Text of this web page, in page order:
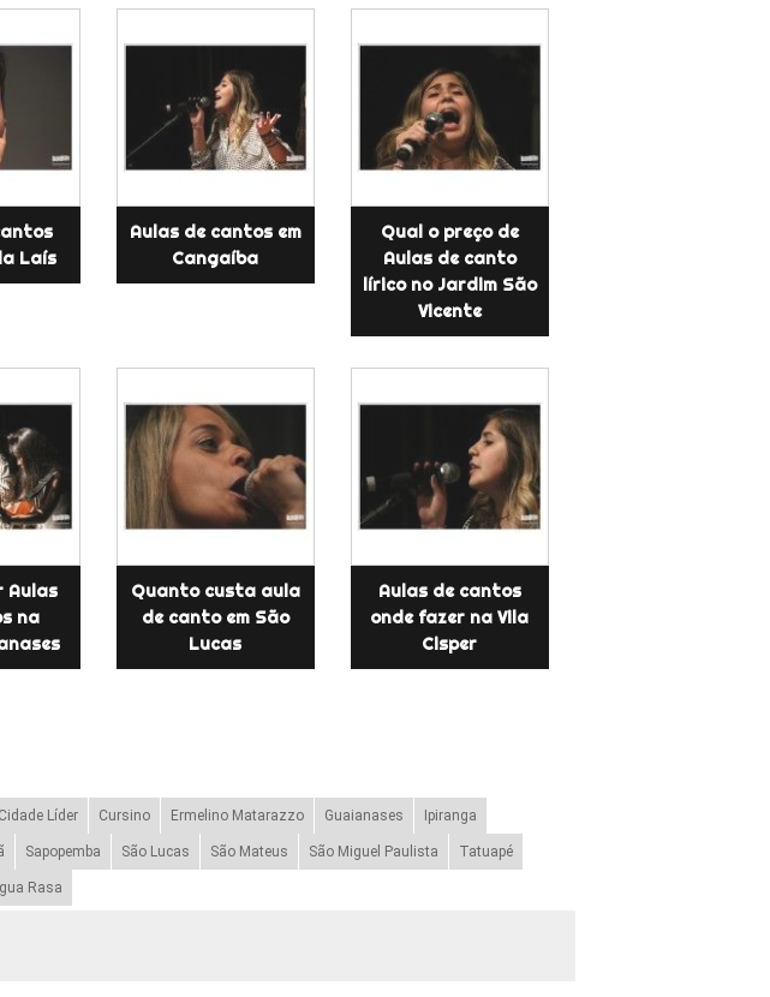
Laís
Aulas de cantos em
Cangaíba
Qual o preço de
Aulas de canto
lírico no Jardim São
Vicente
Aulas
na
Quanto custa aula
de canto em São
Lucas
Aulas de cantos
onde fazer na Vila
Cisper
Cidade Líder Cursino Ermelino Matarazzo Guaianases Ipiranga
Sapopemba São Lucas São Mateus São Miguel Paulista Tatuapé
Rasa